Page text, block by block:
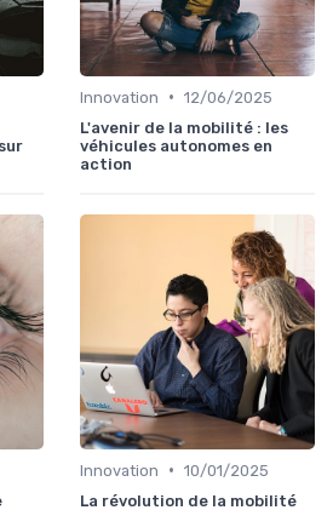
Innovation • 12/06/2025
L'avenir de la mobilité : les
véhicules autonomes en
action
Innovation • 10/01/2025
La révolution de la mobilité